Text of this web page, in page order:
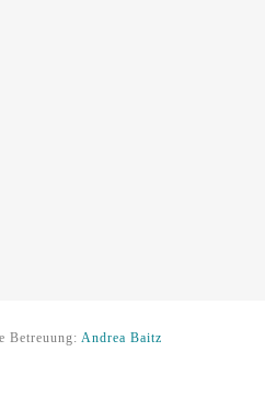
Betreuung: Andrea Baitz